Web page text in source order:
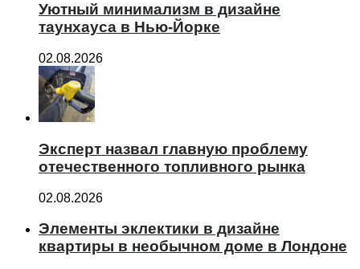
Уютный минимализм в дизайне
таунхауса в Нью-Йорке
02.08.2026
Эксперт назвал главную проблему
отечественного топливного рынка
02.08.2026
Элементы эклектики в дизайне
квартиры в необычном доме в Лондоне